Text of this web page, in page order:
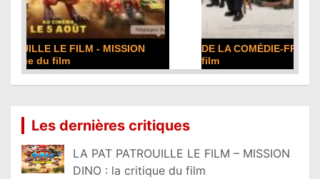
DE LA COMÉDIE-FRANÇAISE : la critique du
film
Les dernières critiques
LA PAT PATROUILLE LE FILM – MISSION
DINO : la critique du film